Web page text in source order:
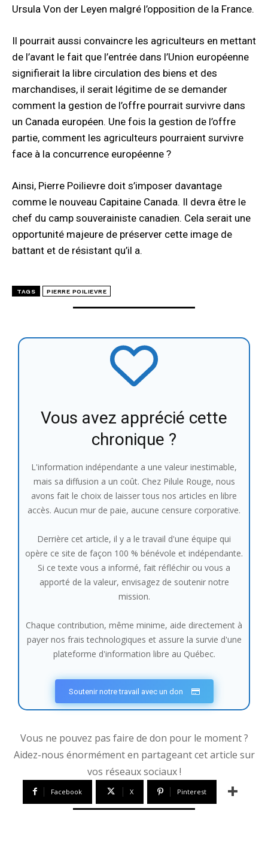
Ursula Von der Leyen malgré l’opposition de la France.
Il pourrait aussi convaincre les agriculteurs en mettant
de l’avant le fait que l’entrée dans l’Union européenne
signifierait la libre circulation des biens et des
marchandises, il serait légitime de se demander
comment la gestion de l’offre pourrait survivre dans
un Canada européen. Une fois la gestion de l’offre
partie, comment les agriculteurs pourraient survivre
face à la concurrence européenne ?
Ainsi, Pierre Poilievre doit s’imposer davantage
comme le nouveau Capitaine Canada. Il devra être le
chef du camp souverainiste canadien. Cela serait une
opportunité majeure de préserver cette image de
battant et de résistant qu’il a.
TAGS PIERRE POILIEVRE
Vous avez apprécié cette
chronique ?
L'information indépendante a une valeur inestimable,
mais sa diffusion a un coût. Chez Pilule Rouge, nous
avons fait le choix de laisser tous nos articles en libre
accès. Aucun mur de paie, aucune censure corporative.
Derrière cet article, il y a le travail d'une équipe qui
opère ce site de façon 100 % bénévole et indépendante.
Si ce texte vous a informé, fait réfléchir ou vous a
apporté de la valeur, envisagez de soutenir notre
mission.
Chaque contribution, même minime, aide directement à
payer nos frais technologiques et assure la survie d'une
plateforme d'information libre au Québec.
Soutenir notre travail avec un don
Vous ne pouvez pas faire de don pour le moment ?
Aidez-nous énormément en partageant cet article sur
vos réseaux sociaux !
Facebook X Pinterest